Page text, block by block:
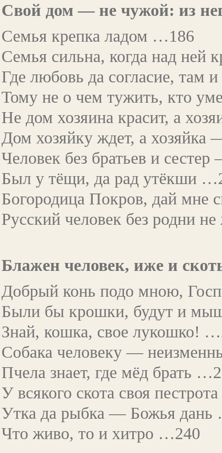
Свой дом — не чужой: из
Семья крепка ладом …186
Семья сильна, когда над
Где любовь да согласие, там
Тому не о чем тужить, кто
Не дом хозяина красит, а
Дом хозяйку ждет, а
Человек без братьев и
Был у тёщи, да рад утёкши
Богородица Покров, дай мне
Русский человек без родни
Блажен человек, иже и
Добрый конь подо мною,
Были бы крошки, будут и
Знай, кошка, свое лукошко!
Собака человеку —
Пчела знает, где мёд брать
У всякого скота своя
Утка да рыбка — Божья
Что живо, то и хитро …240